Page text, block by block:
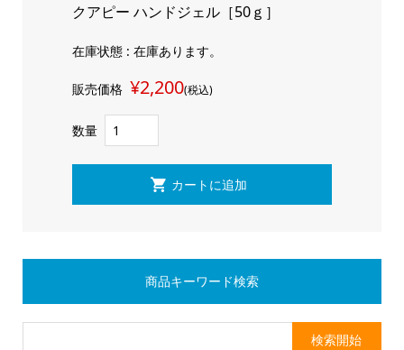
クアピー ハンドジェル［50ｇ］
在庫状態 : 在庫あります。
販売価格 ¥2,200(税込)
数量
商品キーワード検索